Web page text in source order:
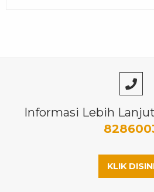
Informasi Lebih
KLIK